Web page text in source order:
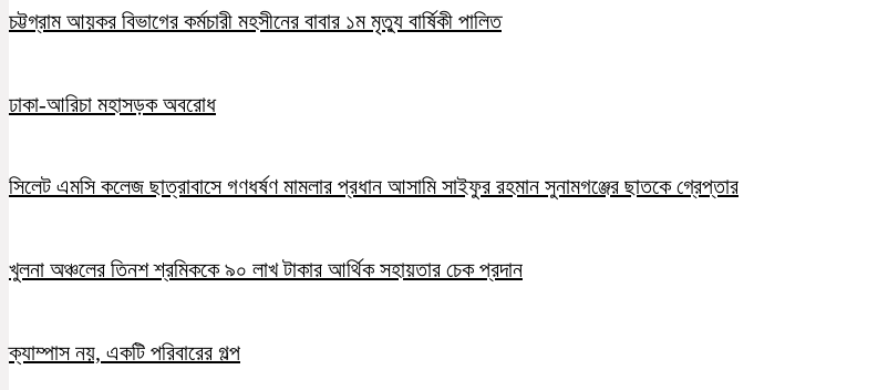
চট্টগ্রাম আয়কর বিভাগের কর্মচারী মহসীনের বাবার ১ম মৃত্যু বার্ষিকী পালিত
ঢাকা-আরিচা মহাসড়ক অবরোধ
সিলেট এমসি কলেজ ছাত্রাবাসে গণধর্ষণ মামলার প্রধান আসামি সাইফুর রহমান সুনামগঞ্জের ছাতকে গ্রেপ্তার
খুলনা অঞ্চলের তিনশ শ্রমিককে ৯০ লাখ টাকার আর্থিক সহায়তার চেক প্রদান
ক্যাম্পাস নয়, একটি পরিবারের গল্প